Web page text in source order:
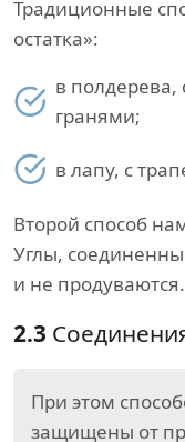
Традиционные
остатка»:
в
гранями;
в лапу, с
Второй способ
Углы,
и не продуваются.
2.3
При этом
защищены от